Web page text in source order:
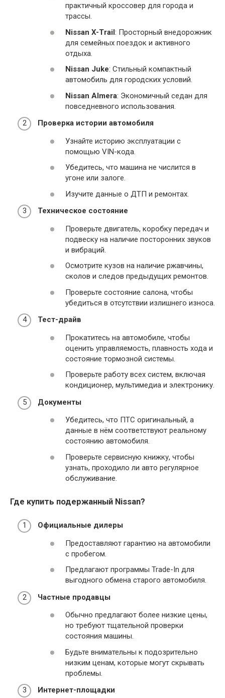
практичный кроссовер для города и
трассы.
Nissan X-Trail: Просторный внедорожник
для семейных поездок и активного
отдыха.
Nissan Juke: Стильный компактный
автомобиль для городских условий.
Nissan Almera: Экономичный седан для
повседневного использования.
Проверка истории автомобиля
Узнайте историю эксплуатации с
помощью VIN-кода.
Убедитесь, что машина не числится в
угоне или залоге.
Изучите данные о ДТП и ремонтах.
Техническое состояние
Проверьте двигатель, коробку передач и
подвеску на наличие посторонних звуков
и вибраций.
Осмотрите кузов на наличие ржавчины,
сколов и следов предыдущих ремонтов.
Проверьте состояние салона, чтобы
убедиться в отсутствии излишнего износа.
Тест-драйв
Прокатитесь на автомобиле, чтобы
оценить управляемость, плавность хода и
состояние тормозной системы.
Проверьте работу всех систем, включая
кондиционер, мультимедиа и электронику.
Документы
Убедитесь, что ПТС оригинальный, а
данные в нём соответствуют реальному
состоянию автомобиля.
Проверьте сервисную книжку, чтобы
узнать, проходило ли авто регулярное
обслуживание.
Где купить подержанный Nissan?
Официальные дилеры
Предоставляют гарантию на автомобили
с пробегом.
Предлагают программы Trade-In для
выгодного обмена старого автомобиля.
Частные продавцы
Обычно предлагают более низкие цены,
но требуют тщательной проверки
состояния машины.
Будьте внимательны к подозрительно
низким ценам, которые могут скрывать
проблемы.
Интернет-площадки